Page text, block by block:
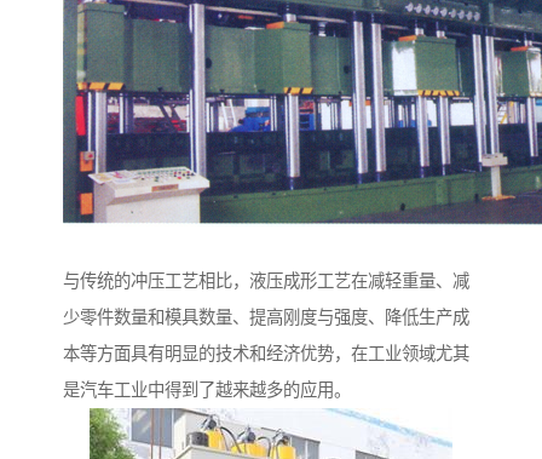
与传统的冲压工艺相比，液压成形工艺在减轻重量、减
少零件数量和模具数量、提高刚度与强度、降低生产成
本等方面具有明显的技术和经济优势，在工业领域尤其
是汽车工业中得到了越来越多的应用。